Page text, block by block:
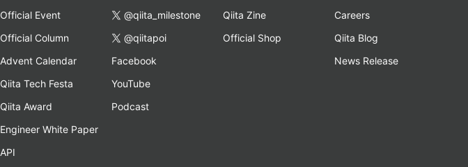
Official Event
Official Column
Advent Calendar
Qiita Tech Festa
Qiita Award
Engineer White Paper
API
@qiita_milestone
@qiitapoi
Facebook
YouTube
Podcast
Qiita Zine
Official Shop
Careers
Qiita Blog
News Release